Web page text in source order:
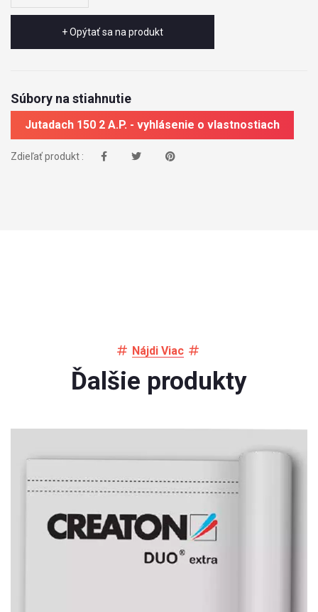
+ Opýtať sa na produkt
Súbory na stiahnutie
Jutadach 150 2 A.P. - vyhlásenie o vlastnostiach
Zdieľať produkt :
Nájdi Viac
Ďalšie produkty